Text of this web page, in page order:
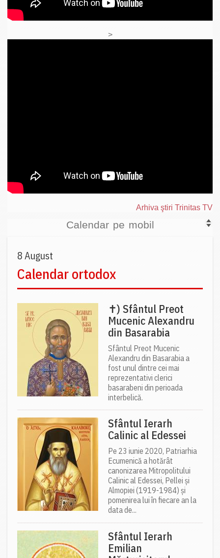
>
Arhiva ştiri Trinitas TV
Calendar pe mobil
8 August
Calendar ortodox
✝) Sfântul Preot
Mucenic Alexandru
din Basarabia
Sfântul Preot Mucenic
Alexandru din Basarabia a
fost unul dintre cei mai
reprezentativi clerici
basarabeni din perioada
interbelică.
Sfântul Ierarh
Calinic al Edessei
Pe 23 iunie 2020, Patriarhia
Ecumenică a hotărât
canonizarea Mitropolitului
Calinic al Edessei, Pellei și
Almopiei (1919-1984) și
pomenirea lui în fiecare an la
data de...
Sfântul Ierarh
Emilian